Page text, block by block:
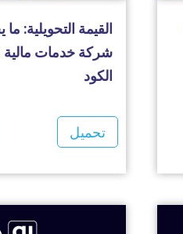
القيمة التحويلية:
شركة خدمات
الكود
تحميل